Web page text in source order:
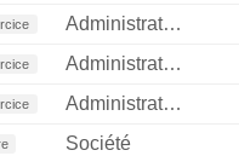
Administrateur
Administrateur
Administrateur
Inc.
Société